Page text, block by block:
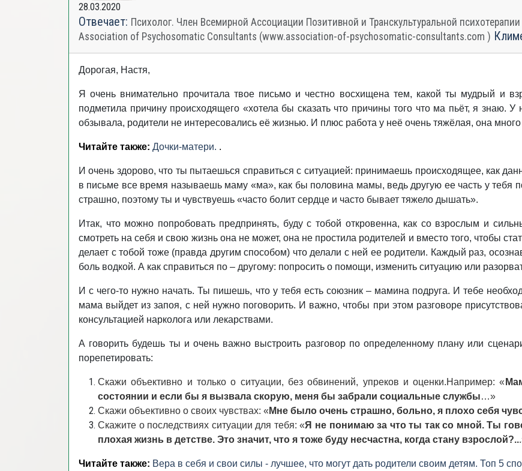
28.03.2020
Отвечает: Психолог. Член Всемирной Ассоциации Позитивной и Транскультуральной
Association of Psychosomatic Consultants (www.association-of-psychosomatic-consultants.com )
Дорогая, Настя,
Я очень внимательно прочитала твое письмо и честно восхищена тем, какой ты мудрый и
подметила причину происходящего «хотела бы сказать что причины того что ма пьёт, я знаю.
обзывала, родители не интересовались её жизнью. И плюс работа у неё очень тяжёлая, она много
Читайте также: Дочки-матери. .
И очень здорово, что ты пытаешься справиться с ситуацией: принимаешь происходящее, как
в письме все время называешь маму «ма», как бы половина мамы, ведь другую ее часть у тебя
страшно, поэтому ты и чувствуешь «часто болит сердце и часто бывает тяжело дышать».
Итак, что можно попробовать предпринять, буду с тобой откровенна, как со взрослым и
смотреть на себя и свою жизнь она не может, она не простила родителей и вместо того, чтобы
делает с тобой тоже (правда другим способом) что делали с ней ее родители. Каждый раз,
боль водкой. А как справиться по – другому: попросить о помощи, изменить ситуацию или
И с чего-то нужно начать. Ты пишешь, что у тебя есть союзник – мамина подруга. И тебе
мама выйдет из запоя, с ней нужно поговорить. И важно, чтобы при этом разговоре
консультацией нарколога или лекарствами.
А говорить будешь ты и очень важно выстроить разговор по определенному плану или
порепетировать:
Скажи объективно и только о ситуации, без обвинений, упреков и оценки.Например: «
состоянии и если бы я вызвала скорую, меня бы забрали социальные службы…»
Скажи объективно о своих чувствах: « Мне было очень страшно, больно, я плохо себя
Скажите о последствиях ситуации для тебя: «Я не понимаю за что ты так со мной. Ты
плохая жизнь в детстве. Это значит, что я тоже буду несчастна, когда стану взрослой?..
Читайте также: Вера в себя и свои силы - лучшее, что могут дать родители своим детям. Топ 5